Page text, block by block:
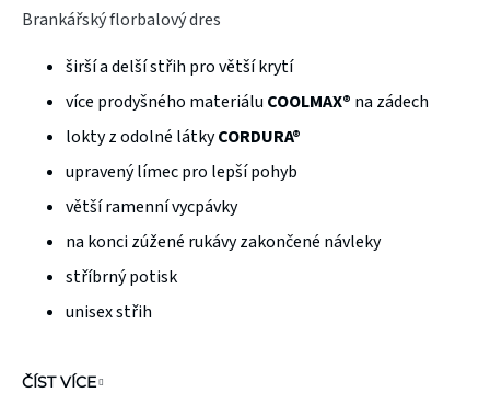
produktu
Brankářský florbalový dres
širší a delší střih pro větší krytí
více prodyšného materiálu COOLMAX® na zádech
lokty z odolné látkyCORDURA®
upravený límec pro lepší pohyb
větší ramenní vycpávky
na konci zúžené rukávy zakončené návleky
stříbrný potisk
unisex střih
ČÍST VÍCE